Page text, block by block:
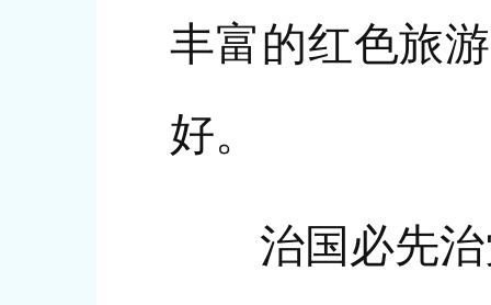
丰富的红色旅
好。
治国必先治